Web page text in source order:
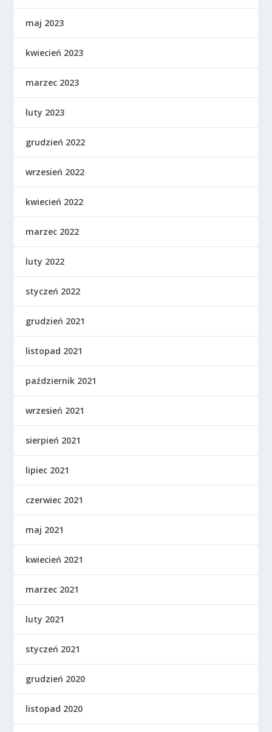
maj 2023
kwiecień 2023
marzec 2023
luty 2023
grudzień 2022
wrzesień 2022
kwiecień 2022
marzec 2022
luty 2022
styczeń 2022
grudzień 2021
listopad 2021
październik 2021
wrzesień 2021
sierpień 2021
lipiec 2021
czerwiec 2021
maj 2021
kwiecień 2021
marzec 2021
luty 2021
styczeń 2021
grudzień 2020
listopad 2020